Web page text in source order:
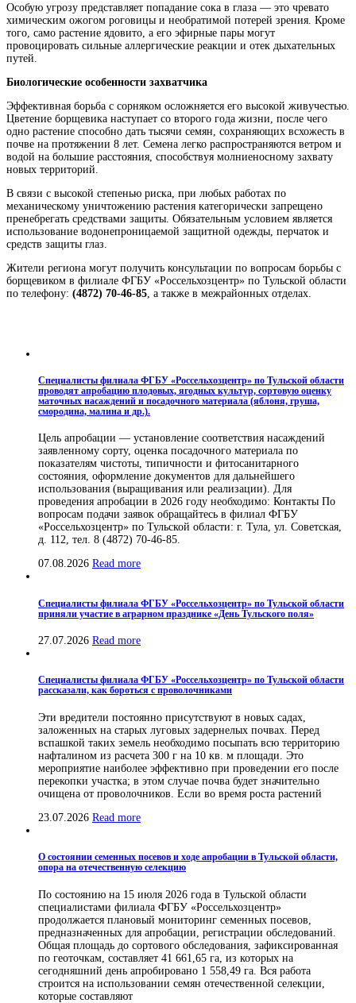
Особую угрозу представляет попадание сока в глаза — это чревато
химическим ожогом роговицы и необратимой потерей зрения. Кроме
того, само растение ядовито, а его эфирные пары могут
провоцировать сильные аллергические реакции и отек дыхательных
путей.
Биологические особенности захватчика
Эффективная борьба с сорняком осложняется его высокой живучестью.
Цветение борщевика наступает со второго года жизни, после чего
одно растение способно дать тысячи семян, сохраняющих всхожесть в
почве на протяжении 8 лет. Семена легко распространяются ветром и
водой на большие расстояния, способствуя молниеносному захвату
новых территорий.
В связи с высокой степенью риска, при любых работах по
механическому уничтожению растения категорически запрещено
пренебрегать средствами защиты. Обязательным условием является
использование водонепроницаемой защитной одежды, перчаток и
средств защиты глаз.
Жители региона могут получить консультации по вопросам борьбы с
борщевиком в филиале ФГБУ «Россельхозцентр» по Тульской области
по телефону: (4872) 70-46-85 , а также в межрайонных отделах.
Специалисты филиала ФГБУ «Россельхозцентр» по Тульской области
проводят апробацию плодовых, ягодных культур, сортовую оценку
маточных насаждений и посадочного материала (яблоня, груша,
смородина, малина и др.).
Цель апробации — установление соответствия насаждений
заявленному сорту, оценка посадочного материала по
показателям чистоты, типичности и фитосанитарного
состояния, оформление документов для дальнейшего
использования (выращивания или реализации). Для
проведения апробации в 2026 году необходимо: Контакты По
вопросам подачи заявок обращайтесь в филиал ФГБУ
«Россельхозцентр» по Тульской области: г. Тула, ул. Советская,
д. 112, тел. 8 (4872) 70-46-85.
07.08.2026 Read more
Специалисты филиала ФГБУ «Россельхозцентр» по Тульской области
приняли участие в аграрном празднике «День Тульского поля»
27.07.2026 Read more
Специалисты филиала ФГБУ «Россельхозцентр» по Тульской области
рассказали, как бороться с проволочниками
Эти вредители постоянно присутствуют в новых садах,
заложенных на старых луговых задернелых почвах. Перед
вспашкой таких земель необходимо посыпать всю территорию
нафталином из расчета 300 г на 10 кв. м площади. Это
мероприятие наиболее эффективно при проведении его после
перекопки участка; в этом случае почва будет значительно
очищена от проволочников. Если во время роста растений
23.07.2026 Read more
О состоянии семенных посевов и ходе апробации в Тульской области,
опора на отечественную селекцию
По состоянию на 15 июля 2026 года в Тульской области
специалистами филиала ФГБУ «Россельхозцентр»
продолжается плановый мониторинг семенных посевов,
предназначенных для апробации, регистрации обследований.
Общая площадь до сортового обследования, зафиксированная
по геоточкам, составляет 41 661,65 га, из которых на
сегодняшний день апробировано 1 558,49 га. Вся работа
строится на использовании семян отечественной селекции,
которые составляют